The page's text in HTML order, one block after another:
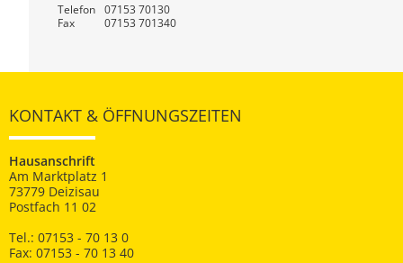
Telefon
07153 70130
Fax 07153 701340
KONTAKT & ÖFFNUNGSZEITEN
Hausanschrift
Am Marktplatz 1
73779 Deizisau
Postfach 11 02
Tel.: 07153 - 70 13 0
Fax: 07153 - 70 13 40